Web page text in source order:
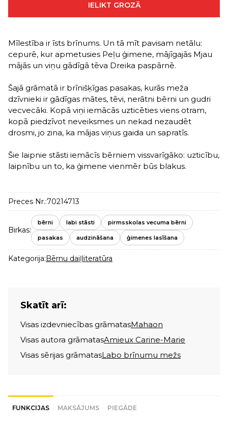
IELIKT GROZĀ
Mīlestība ir īsts brīnums. Un tā mīt pavisam netālu:
cepurē, kur apmetusies Peļu ģimene, mājīgajās Mjau
mājās un viņu gādīgā tēva Dreika paspārnē.
Šajā grāmatā ir brīnišķīgas pasakas, kurās meža
dzīvnieki ir gādīgas mātes, tēvi, nerātni bērni un gudri
vecvecāki. Kopā viņi iemācās uzticēties viens otram,
kopā piedzīvot neveiksmes un nekad nezaudēt
drosmi, jo zina, ka mājas viņus gaida un sapratīs.
Šie laipnie stāsti iemācīs bērniem vissvarīgāko: uzticību,
laipnību un to, ka ģimene vienmēr būs blakus.
Preces Nr.:70214713
Birkas:
bērni labi stāsti pirmsskolas vecuma bērni
pasakas audzināšana ģimenes lasīšana
Kategorija: Bērnu daiļliteratūra
Skatīt arī:
Visas izdevniecības grāmatasMahaon
Visas autora grāmatasAmieux Carine-Marie
Visas sērijas grāmatasLabo brīnumu mežs
FUNKCIJAS MAKSĀJUMS PIEGĀDE